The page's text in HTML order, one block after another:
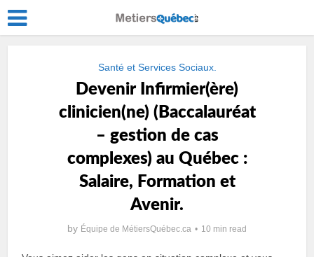
Santé et Services Sociaux.
Devenir Infirmier(ère)
clinicien(ne) (Baccalauréat
– gestion de cas
complexes) au Québec :
Salaire, Formation et
Avenir.
by Équipe de MétiersQuébec.ca 10 min read